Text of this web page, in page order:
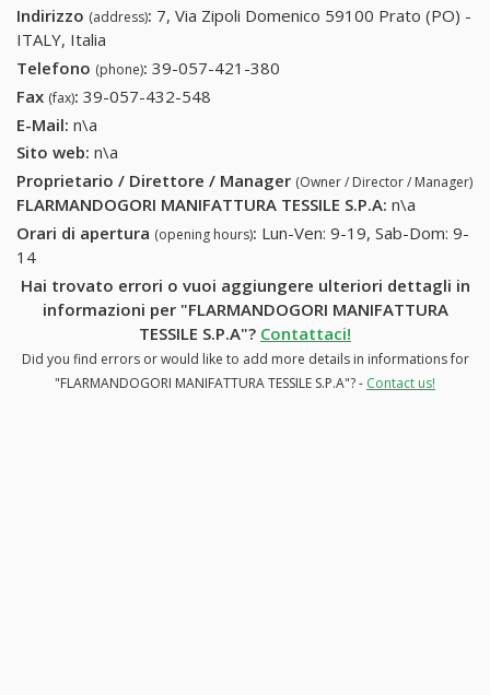
Indirizzo (address): 7, Via Zipoli Domenico 59100 Prato (PO) -
ITALY, Italia
Telefono (phone): 39-057-421-380
Fax (fax): 39-057-432-548
E-Mail: n\a
Sito web: n\a
Proprietario / Direttore / Manager (Owner / Director / Manager)
FLARMANDOGORI MANIFATTURA TESSILE S.P.A: n\a
Orari di apertura (opening hours): Lun-Ven: 9-19, Sab-Dom: 9-
14
Hai trovato errori o vuoi aggiungere ulteriori dettagli in
informazioni per "FLARMANDOGORI MANIFATTURA
TESSILE S.P.A"? Contattaci!
Did you find errors or would like to add more details in informations for
"FLARMANDOGORI MANIFATTURA TESSILE S.P.A"? - Contact us!